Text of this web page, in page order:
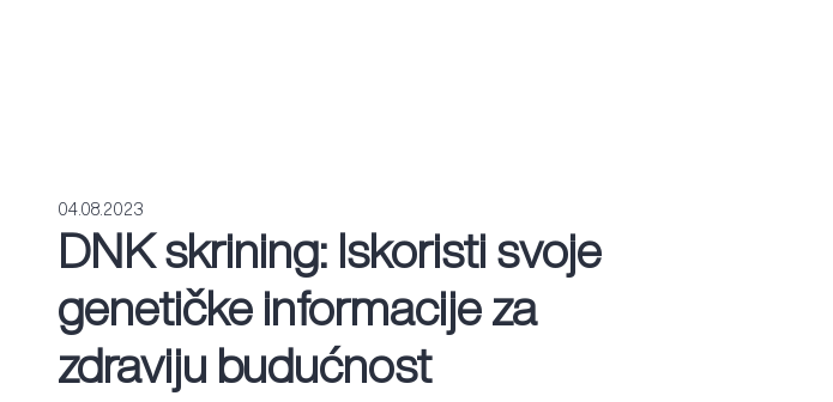
04.08.2023
DNK skrining: Iskoristi svoje
genetičke informacije za
zdraviju budućnost